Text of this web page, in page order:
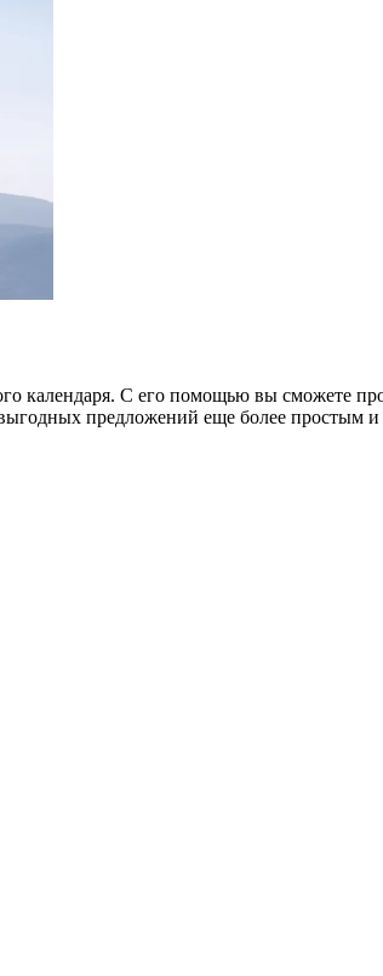
С его помощью вы сможете
предложений еще более простым